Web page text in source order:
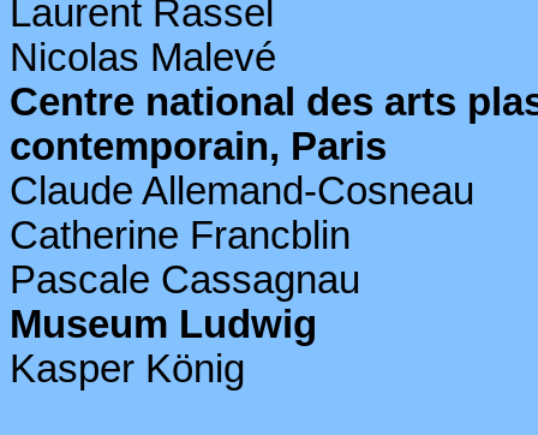
Laurent Rassel
Nicolas Malevé
Centre national des arts
contemporain, Paris
Claude Allemand-Cosneau
Catherine Francblin
Pascale Cassagnau
Museum Ludwig
Kasper König